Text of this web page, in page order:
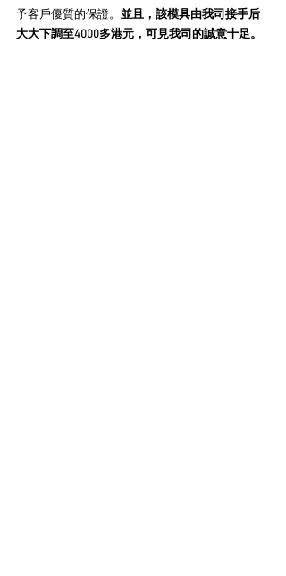
予客戶優質的保證。 並且，該模具由我司接手后
大大下調至4000多港元，可見我司的誠意十足。